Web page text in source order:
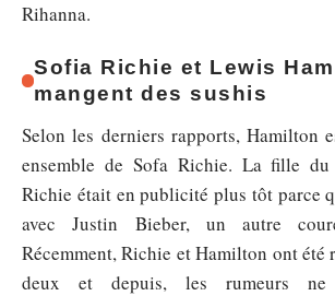
Rihanna.
Sofia Richie et Lewis
mangent des sushis
Selon les derniers rapports, Hamilton
ensemble de Sofa Richie. La fille
Richie était en publicité plus tôt parce
avec Justin Bieber, un autre
Récemment, Richie et Hamilton ont été
deux et depuis, les rumeurs ne